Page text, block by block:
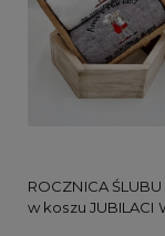
ROCZNICA
w koszu JUBILACI